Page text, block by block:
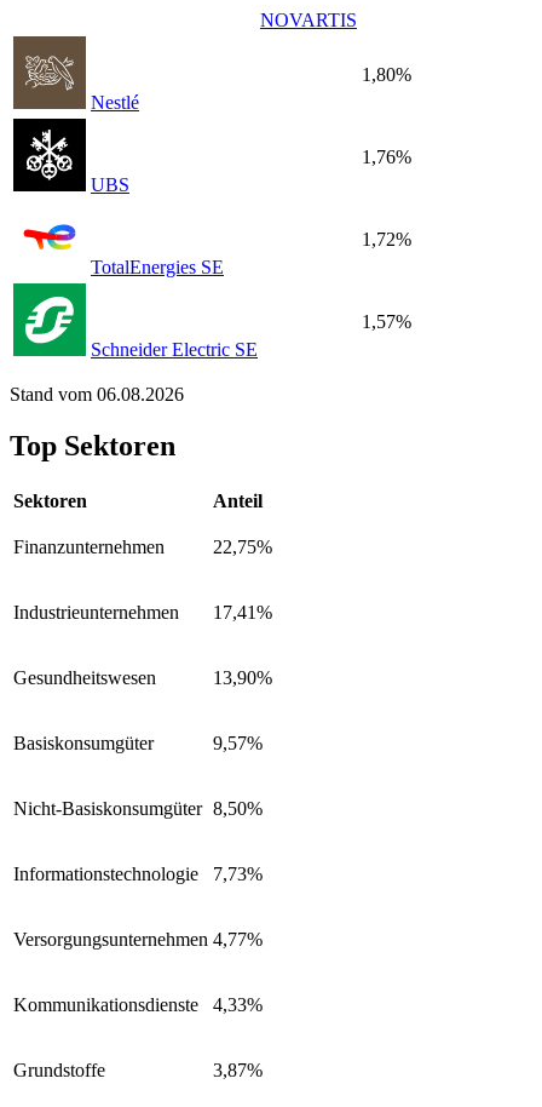
NOVARTIS
Nestlé
1,80%
UBS
1,76%
TotalEnergies SE
1,72%
Schneider Electric SE
1,57%
Stand vom 06.08.2026
Top Sektoren
Sektoren Anteil
Finanzunternehmen 22,75%
Industrieunternehmen 17,41%
Gesundheitswesen 13,90%
Basiskonsumgüter 9,57%
Nicht-Basiskonsumgüter 8,50%
Informationstechnologie 7,73%
Versorgungsunternehmen 4,77%
Kommunikationsdienste 4,33%
Grundstoffe 3,87%